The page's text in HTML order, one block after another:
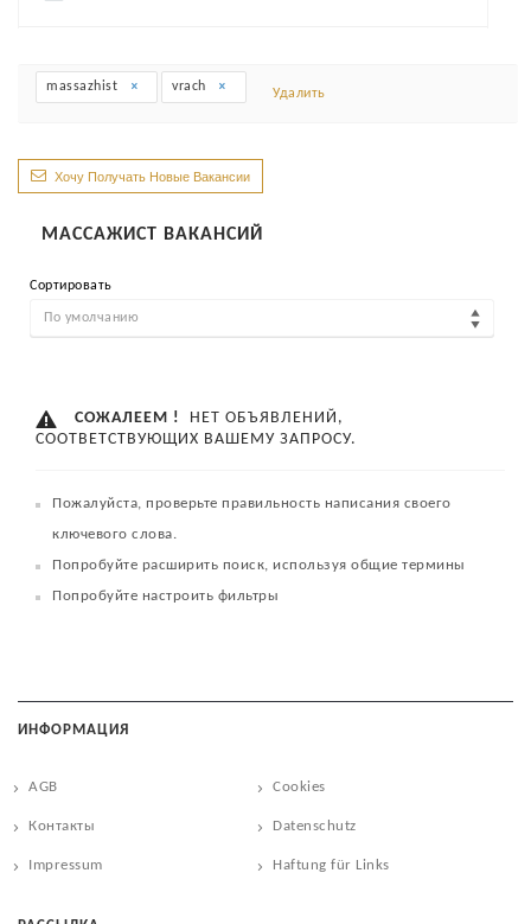
massazhist vrach Удалить
Хочу Получать Новые Вакансии
МАССАЖИСТ ВАКАНСИЙ
Сортировать
По умолчанию
СОЖАЛЕЕМ !
НЕТ ОБЪЯВЛЕНИЙ,
СООТВЕТСТВУЮЩИХ ВАШЕМУ ЗАПРОСУ.
Пожалуйста, проверьте правильность написания своего
ключевого слова.
Попробуйте расширить поиск, используя общие термины
Попробуйте настроить фильтры
ИНФОРМАЦИЯ
AGB Cookies
Контакты Datenschutz
Impressum Haftung für Links